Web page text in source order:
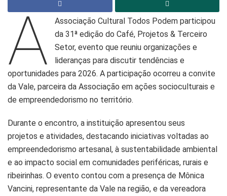
A
Associação Cultural Todos Podem participou
da 31ª edição do Café, Projetos & Terceiro
Setor, evento que reuniu organizações e
lideranças para discutir tendências e
oportunidades para 2026. A participação ocorreu a convite
da Vale, parceira da Associação em ações socioculturais e
de empreendedorismo no território.
Durante o encontro, a instituição apresentou seus
projetos e atividades, destacando iniciativas voltadas ao
empreendedorismo artesanal, à sustentabilidade ambiental
e ao impacto social em comunidades periféricas, rurais e
ribeirinhas. O evento contou com a presença de Mônica
Vancini, representante da Vale na região, e da vereadora